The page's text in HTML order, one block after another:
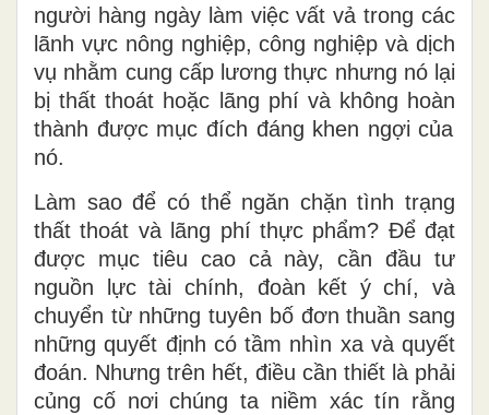
người hàng ngày làm việc vất vảtrong các
lãnh vực nông nghiệp, công nghiệp và dịch
vụ nhằm cung cấp lương thực nhưng nó lại
bị thất thoát hoặc lãng phí và không hoàn
thành được mục đích đáng khen ngợi của
nó.
Làm sao để có thể ngăn chặn tình trạng
thất thoát và lãng phí thực phẩm? Để đạt
được mục tiêu cao cả này, cần đầu tư
nguồn lực tài chính, đoàn kết ý chí, và
chuyển từ những tuyên bố đơn thuần sang
những quyết định có tầm nhìn xa và quyết
đoán. Nhưng trên hết, điều cần thiết là phải
củng cố nơi chúng ta niềm xác tín rằng